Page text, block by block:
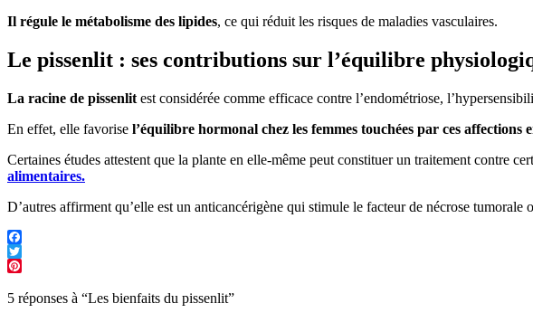
Il régule le métabolisme des lipides, ce qui réduit les risques de maladies vasculaires.
Le pissenlit : ses contributions sur l’équilibre
La racine de pissenlit est considérée comme efficace contre l’endométriose,
En effet, elle favorise l’équilibre hormonal chez les femmes touchées par ces affections
Certaines études attestent que la plante en elle-même peut constituer un traitement contre
alimentaires.
D’autres affirment qu’elle est un anticancérigène qui stimule le facteur de nécrose tumorale
5 réponses à “Les bienfaits du pissenlit”